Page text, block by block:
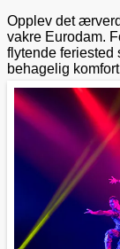
Opplev det
vakre Eurodam.
flytende feriested
behagelig